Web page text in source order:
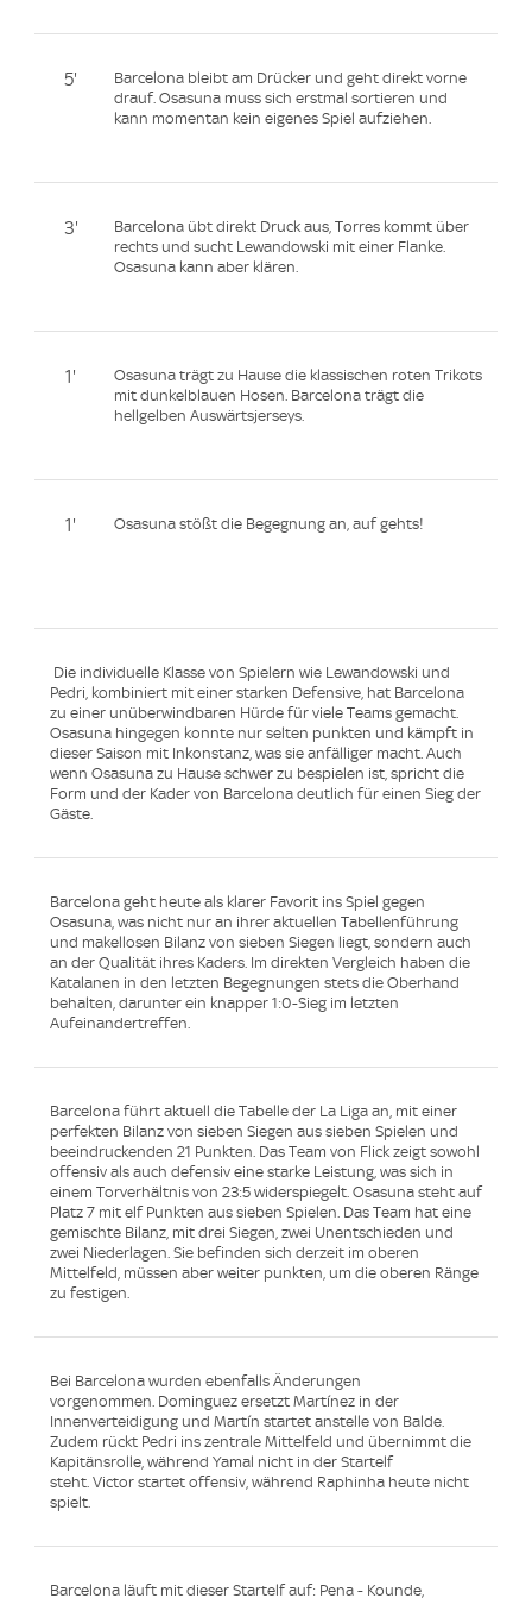
5'
Barcelona bleibt am Drücker und geht direkt vorne
drauf. Osasuna muss sich erstmal sortieren und
kann momentan kein eigenes Spiel aufziehen.
3'
Barcelona übt direkt Druck aus, Torres kommt über
rechts und sucht Lewandowski mit einer Flanke.
Osasuna kann aber klären.
1'
Osasuna trägt zu Hause die klassischen roten Trikots
mit dunkelblauen Hosen. Barcelona trägt die
hellgelben Auswärtsjerseys.
1' Osasuna stößt die Begegnung an, auf gehts!
Die individuelle Klasse von Spielern wie Lewandowski und
Pedri, kombiniert mit einer starken Defensive, hat Barcelona
zu einer unüberwindbaren Hürde für viele Teams gemacht.
Osasuna hingegen konnte nur selten punkten und kämpft in
dieser Saison mit Inkonstanz, was sie anfälliger macht. Auch
wenn Osasuna zu Hause schwer zu bespielen ist, spricht die
Form und der Kader von Barcelona deutlich für einen Sieg der
Gäste.
Barcelona geht heute als klarer Favorit ins Spiel gegen
Osasuna, was nicht nur an ihrer aktuellen Tabellenführung
und makellosen Bilanz von sieben Siegen liegt, sondern auch
an der Qualität ihres Kaders. Im direkten Vergleich haben die
Katalanen in den letzten Begegnungen stets die Oberhand
behalten, darunter ein knapper 1:0-Sieg im letzten
Aufeinandertreffen.
Barcelona führt aktuell die Tabelle der La Liga an, mit einer
perfekten Bilanz von sieben Siegen aus sieben Spielen und
beeindruckenden 21 Punkten. Das Team von Flick zeigt sowohl
offensiv als auch defensiv eine starke Leistung, was sich in
einem Torverhältnis von 23:5 widerspiegelt. Osasuna steht auf
Platz 7 mit elf Punkten aus sieben Spielen. Das Team hat eine
gemischte Bilanz, mit drei Siegen, zwei Unentschieden und
zwei Niederlagen. Sie befinden sich derzeit im oberen
Mittelfeld, müssen aber weiter punkten, um die oberen Ränge
zu festigen.
Bei Barcelona wurden ebenfalls Änderungen
vorgenommen. Dominguez ersetzt Martínez in der
Innenverteidigung und Martín startet anstelle von Balde.
Zudem rückt Pedri ins zentrale Mittelfeld und übernimmt die
Kapitänsrolle, während Yamal nicht in der Startelf
steht. Victor startet offensiv, während Raphinha heute nicht
spielt.
Barcelona läuft mit dieser Startelf auf: Pena - Kounde,